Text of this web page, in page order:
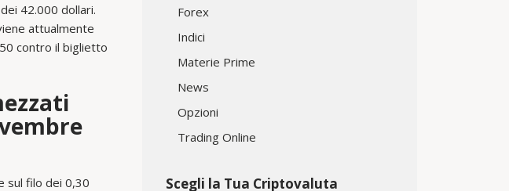
42.000 dollari.
attualmente
contro il biglietto
sul filo dei 0,30
Forex
Indici
Materie Prime
News
Opzioni
Trading Online
Scegli la Tua Criptovaluta